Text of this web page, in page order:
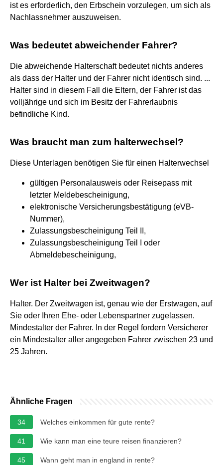
ist es erforderlich, den Erbschein vorzulegen, um sich als
Nachlassnehmer auszuweisen.
Was bedeutet abweichender Fahrer?
Die abweichende Halterschaft bedeutet nichts anderes
als dass der Halter und der Fahrer nicht identisch sind. ...
Halter sind in diesem Fall die Eltern, der Fahrer ist das
volljährige und sich im Besitz der Fahrerlaubnis
befindliche Kind.
Was braucht man zum halterwechsel?
Diese Unterlagen benötigen Sie für einen Halterwechsel
gültigen Personalausweis oder Reisepass mit
letzter Meldebescheinigung,
elektronische Versicherungsbestätigung (eVB-
Nummer),
Zulassungsbescheinigung Teil II,
Zulassungsbescheinigung Teil I oder
Abmeldebescheinigung,
Wer ist Halter bei Zweitwagen?
Halter. Der Zweitwagen ist, genau wie der Erstwagen, auf
Sie oder Ihren Ehe- oder Lebenspartner zugelassen.
Mindestalter der Fahrer. In der Regel fordern Versicherer
ein Mindestalter aller angegeben Fahrer zwischen 23 und
25 Jahren.
Ähnliche Fragen
34 Welches einkommen für gute rente?
41 Wie kann man eine teure reisen finanzieren?
45 Wann geht man in england in rente?